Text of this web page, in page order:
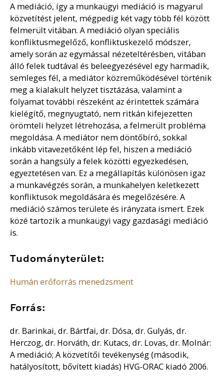
A mediáció, így a munkaügyi mediáció is magyarul
közvetítést jelent, mégpedig két vagy több fél között
felmerült vitában. A mediáció olyan speciális
konfliktusmegelőző, konfliktuskezelő módszer,
amely során az egymással nézeteltérésben, vitában
álló felek tudtával és beleegyezésével egy harmadik,
semleges fél, a mediátor közreműködésével történik
meg a kialakult helyzet tisztázása, valamint a
folyamat további részeként az érintettek számára
kielégítő, megnyugtató, nem ritkán kifejezetten
örömteli helyzet létrehozása, a felmerült probléma
megoldása. A mediátor nem döntőbíró, sokkal
inkább vitavezetőként lép fel, hiszen a mediáció
során a hangsúly a felek közötti egyezkedésen,
egyeztetésen van. Ez a megállapítás különösen igaz
a munkavégzés során, a munkahelyen keletkezett
konfliktusok megoldására és megelőzésére. A
mediáció számos területe és irányzata ismert. Ezek
közé tartozik a munkaügyi vagy gazdasági mediáció
is.
Tudományterület:
Humán erőforrás menedzsment
Forrás:
dr. Barinkai, dr. Bártfai, dr. Dósa, dr. Gulyás, dr.
Herczog, dr. Horváth, dr. Kutacs, dr. Lovas, dr. Molnár:
A mediáció; A közvetítői tevékenység (második,
hatályosított, bővített kiadás) HVG-ORAC kiadó 2006.